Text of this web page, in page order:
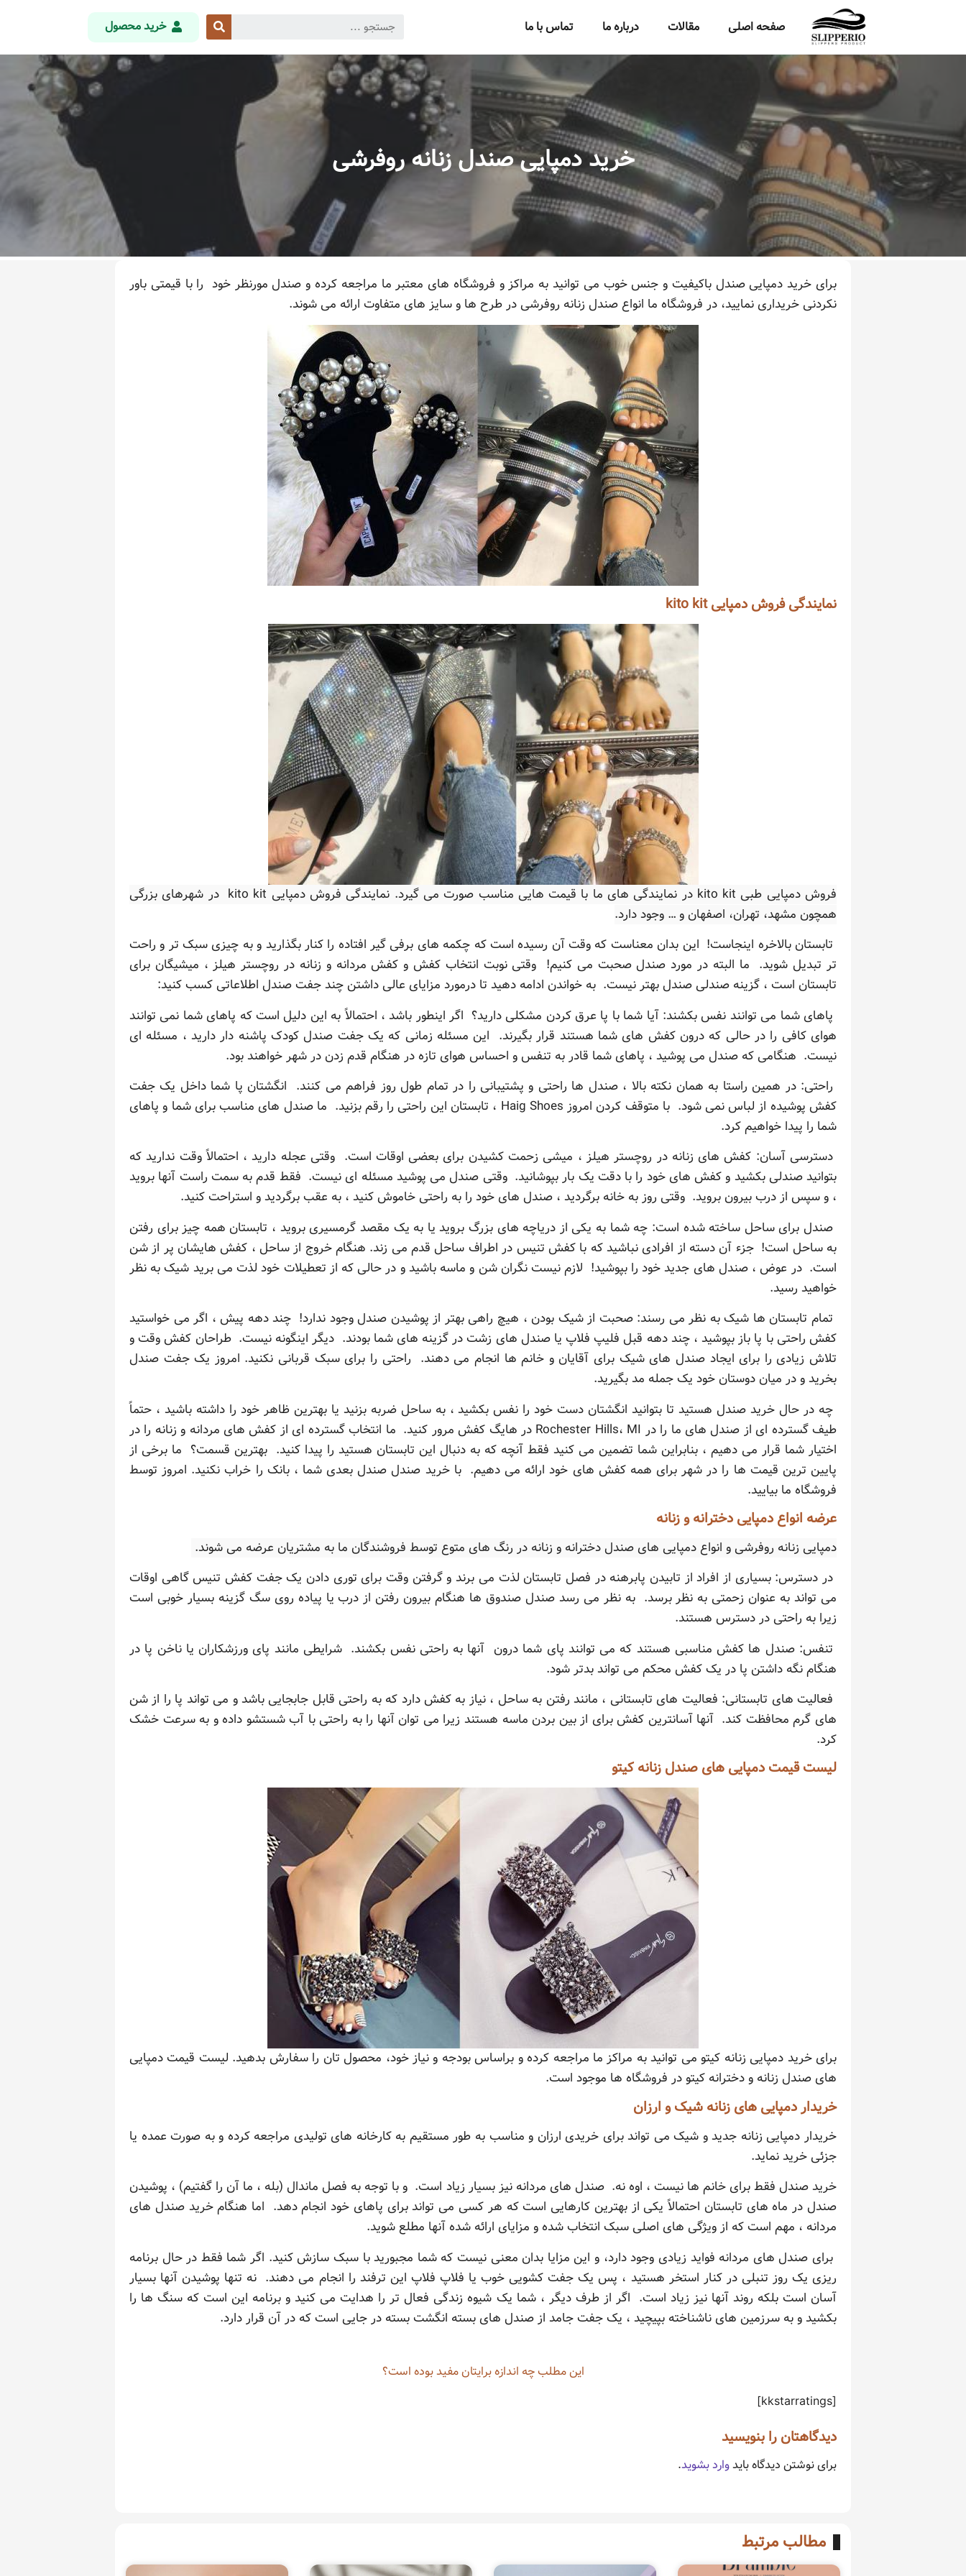
صفحه اصلی مقالات درباره ما تماس با ما خرید محصول
خرید دمپایی صندل زنانه روفرشی
برای خرید دمپایی صندل باکیفیت و جنس خوب می توانید به مراکز و فروشگاه های معتبر ما مراجعه کرده و صندل مورنظر خود را با قیمتی باور
نکردنی خریداری نمایید، در فروشگاه ما انواع صندل زنانه روفرشی در طرح ها و سایز های متفاوت ارائه می شوند.
نمایندگی فروش دمپایی kito kit
فروش دمپایی طبی kito kit در نمایندگی های ما با قیمت هایی مناسب صورت می گیرد‌. نمایندگی فروش دمپایی kito kit در شهرهای بزرگی
همچون مشهد، تهران، اصفهان و … وجود دارد.
تابستان بالاخره اینجاست! این بدان معناست که وقت آن رسیده است که چکمه های برفی گیر افتاده را کنار بگذارید و به چیزی سبک تر و راحت
تر تبدیل شوید. ما البته در مورد صندل صحبت می کنیم! وقتی نوبت انتخاب کفش و کفش مردانه و زنانه در روچستر هیلز ، میشیگان برای
تابستان است ، گزینه صندلی صندل بهتر نیست. به خواندن ادامه دهید تا درمورد مزایای عالی داشتن چند جفت صندل اطلاعاتی کسب کنید:
پاهای شما می توانند نفس بکشند: آیا شما با پا عرق کردن مشکلی دارید؟ اگر اینطور باشد ، احتمالاً به این دلیل است که پاهای شما نمی توانند
هوای کافی را در حالی که درون کفش های شما هستند قرار بگیرند. این مسئله زمانی که یک جفت صندل کودک پاشنه دار دارید ، مسئله ای
نیست. هنگامی که صندل می پوشید ، پاهای شما قادر به تنفس و احساس هوای تازه در هنگام قدم زدن در شهر خواهند بود.
راحتی: در همین راستا به همان نکته بالا ، صندل ها راحتی و پشتیبانی را در تمام طول روز فراهم می کنند. انگشتان پا شما داخل یک جفت
کفش پوشیده از لباس نمی شود. با متوقف کردن امروز Haig Shoes ، تابستان این راحتی را رقم بزنید. ما صندل های مناسب برای شما و پاهای
شما را پیدا خواهیم کرد.
دسترسی آسان: کفش های زنانه در روچستر هیلز ، میشی زحمت کشیدن برای بعضی اوقات است. وقتی عجله دارید ، احتمالاً وقت ندارید که
بتوانید صندلی بکشید و کفش های خود را با دقت یک بار بپوشانید. وقتی صندل می پوشید مسئله ای نیست. فقط قدم به سمت راست آنها بروید
، و سپس از درب بیرون بروید. وقتی روز به خانه برگردید ، صندل های خود را به راحتی خاموش کنید ، به عقب برگردید و استراحت کنید.
صندل برای ساحل ساخته شده است: چه شما به یکی از دریاچه های بزرگ بروید یا به یک مقصد گرمسیری بروید ، تابستان همه چیز برای رفتن
به ساحل است! جزء آن دسته از افرادی نباشید که با کفش تنیس در اطراف ساحل قدم می زند. هنگام خروج از ساحل ، کفش هایشان پر از شن
است. در عوض ، صندل های جدید خود را بپوشید! لازم نیست نگران شن و ماسه باشید و در حالی که از تعطیلات خود لذت می برید شیک به نظر
خواهید رسید.
تمام تابستان ها شیک به نظر می رسند: صحبت از شیک بودن ، هیچ راهی بهتر از پوشیدن صندل وجود ندارد! چند دهه پیش ، اگر می خواستید
کفش راحتی با پا باز بپوشید ، چند دهه قبل فلیپ فلاپ یا صندل های زشت در گزینه های شما بودند. دیگر اینگونه نیست. طراحان کفش وقت و
تلاش زیادی را برای ایجاد صندل های شیک برای آقایان و خانم ها انجام می دهند. راحتی را برای سبک قربانی نکنید. امروز یک جفت صندل
بخرید و در میان دوستان خود یک جمله مد بگیرید.
چه در حال خرید صندل هستید تا بتوانید انگشتان دست خود را نفس بکشید ، به ساحل ضربه بزنید یا بهترین ظاهر خود را داشته باشید ، حتماً
طیف گسترده ای از صندل های ما را در Rochester Hills، MI در هایگ کفش مرور کنید. ما انتخاب گسترده ای از کفش های مردانه و زنانه را در
اختیار شما قرار می دهیم ، بنابراین شما تضمین می کنید فقط آنچه که به دنبال این تابستان هستید را پیدا کنید. بهترین قسمت؟ ما برخی از
پایین ترین قیمت ها را در شهر برای همه کفش های خود ارائه می دهیم. با خرید صندل صندل بعدی شما ، بانک را خراب نکنید. امروز توسط
فروشگاه ما بیایید.
عرضه انواع دمپایی دخترانه و زنانه
دمپایی زنانه روفرشی و انواع دمپایی های صندل دخترانه و زنانه در رنگ های متوع توسط فروشندگان ما به مشتریان عرضه می شوند.
در دسترس: بسیاری از افراد از تابیدن پابرهنه در فصل تابستان لذت می برند و گرفتن وقت برای توری دادن یک جفت کفش تنیس گاهی اوقات
می تواند به عنوان زحمتی به نظر برسد. به نظر می رسد صندل صندوق ها هنگام بیرون رفتن از درب یا پیاده روی سگ گزینه بسیار خوبی است
زیرا به راحتی در دسترس هستند.
تنفس: صندل ها کفش مناسبی هستند که می توانند پای شما درون آنها به راحتی نفس بکشند. شرایطی مانند پای ورزشکاران یا ناخن پا در
هنگام نگه داشتن پا در یک کفش محکم می تواند بدتر شود.
فعالیت های تابستانی: فعالیت های تابستانی ، مانند رفتن به ساحل ، نیاز به کفش دارد که به راحتی قابل جابجایی باشد و می تواند پا را از شن
های گرم محافظت کند. آنها آسانترین کفش برای از بین بردن ماسه هستند زیرا می توان آنها را به راحتی با آب شستشو داده و به سرعت خشک
کرد.
لیست قیمت دمپایی های صندل زنانه کیتو
برای خرید دمپایی زنانه کیتو می توانید به مراکز ما مراجعه کرده و براساس بودجه و نیاز خود، محصول تان را سفارش بدهید. لیست قیمت دمپایی
های صندل زنانه و دخترانه کیتو در فروشگاه ها موجود است‌.
خریدار دمپایی های زنانه شیک و ارزان
خریدار دمپایی زنانه جدید و شیک می تواند برای خریدی ارزان و مناسب به طور مستقیم به کارخانه های تولیدی مراجعه کرده و به صورت عمده یا
جزئی خرید نماید.
خرید صندل فقط برای خانم ها نیست ، اوه نه. صندل های مردانه نیز بسیار زیاد است. و با توجه به فصل ماندال (بله ، ما آن را گفتیم) ، پوشیدن
صندل در ماه های تابستان احتمالاً یکی از بهترین کارهایی است که هر کسی می تواند برای پاهای خود انجام دهد. اما هنگام خرید صندل های
مردانه ، مهم است که از ویژگی های اصلی سبک انتخاب شده و مزایای ارائه شده آنها مطلع شوید.
برای صندل های مردانه فواید زیادی وجود دارد، و این مزایا بدان معنی نیست که شما مجبورید با سبک سازش کنید. اگر شما فقط در حال برنامه
ریزی یک روز تنبلی در کنار استخر هستید ، پس یک جفت کشویی خوب یا فلاپ فلاپ این ترفند را انجام می دهند. نه تنها پوشیدن آنها بسیار
آسان است بلکه روند آنها نیز زیاد است. اگر از طرف دیگر ، شما یک شیوه زندگی فعال تر را هدایت می کنید و برنامه این است که سنگ ها را
بکشید و به سرزمین های ناشناخته بپیچید ، یک جفت جامد از صندل های بسته انگشت بسته در جایی است که در آن قرار دارد.
این مطلب چه‌ اندازه برایتان مفید بوده است؟
[kkstarratings]
دیدگاهتان را بنویسید
برای نوشتن دیدگاه بایدوارد بشوید.
مطالب مرتبط